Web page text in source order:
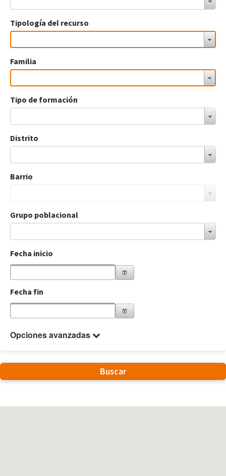
Tipología del recurso
Familia
Tipo de formación
Distrito
Barrio
Grupo poblacional
Fecha inicio
Fecha fin
Opciones avanzadas
Buscar